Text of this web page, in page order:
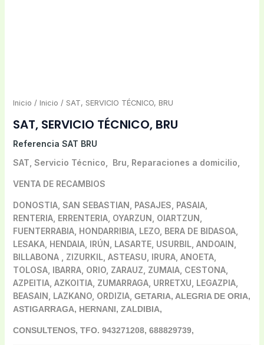
Inicio / Inicio / SAT, SERVICIO TÉCNICO, BRU
SAT, SERVICIO TÉCNICO, BRU
Referencia SAT BRU
SAT, Servicio Técnico, Bru, Reparaciones a domicilio,
VENTA DE RECAMBIOS
DONOSTIA, SAN SEBASTIAN, PASAJES, PASAIA,
RENTERIA, ERRENTERIA, OYARZUN, OIARTZUN,
FUENTERRABIA, HONDARRIBIA, LEZO, BERA DE BIDASOA,
LESAKA, HENDAIA, IRÚN, LASARTE, USURBIL, ANDOAIN,
BILLABONA , ZIZURKIL, ASTEASU, IRURA, ANOETA,
TOLOSA, IBARRA, ORIO, ZARAUZ, ZUMAIA, CESTONA,
AZPEITIA, AZKOITIA, ZUMARRAGA, URRETXU, LEGAZPIA,
BEASAIN, LAZKANO, ORDIZIA, GETARIA, ALEGRIA DE ORIA,
ASTIGARRAGA, HERNANI, ZALDIBIA,
CONSULTENOS, TFO. 943271208, 688829739,